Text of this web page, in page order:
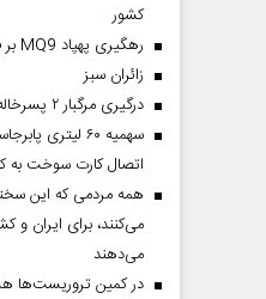
کشور
رهگیری پهپاد MQ9 بر فراز تنگه هرمز
‌زائران سبز
درگیری مرگبار ۲ پسرخاله در پارک
سهمیه ۶۰
اتصال کارت سوخت به
همه مردمی که این
می‌کنند، برای ایران و
می‌دهند
در کمین تروریست‌ها